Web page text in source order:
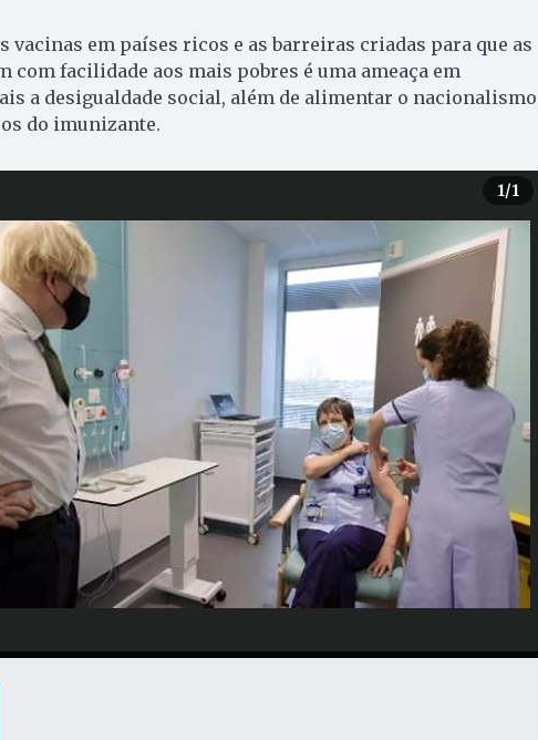
vacinas em países ricos e as barreiras criadas para que as
com facilidade aos mais pobres é uma ameaça em
a desigualdade social, além de alimentar o nacionalismo
do imunizante.
1/1